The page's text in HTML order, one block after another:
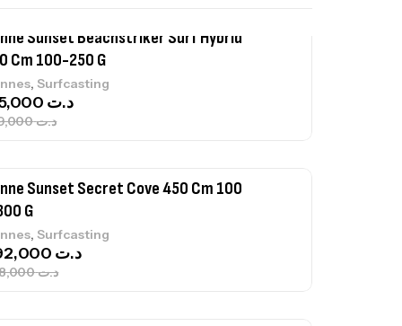
Sunset Beachstriker Surf Hybrid
Cm 100-250 G
, Surfcasting
د.ت239,000
د.ت
Sunset Secret Cove 450 Cm 100
G
, Surfcasting
د.ت768,000
د.ت